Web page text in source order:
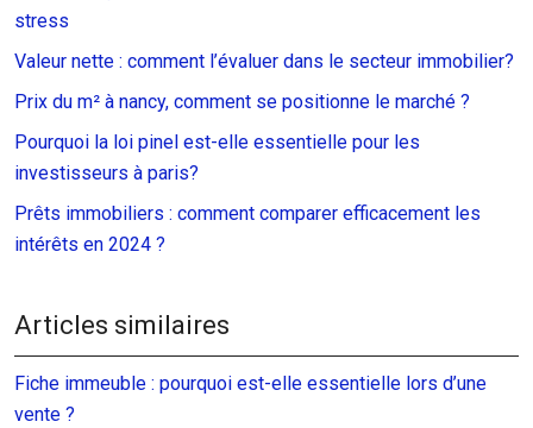
stress
Valeur nette : comment l’évaluer dans le secteur immobilier?
Prix du m² à nancy, comment se positionne le marché ?
Pourquoi la loi pinel est-elle essentielle pour les
investisseurs à paris?
Prêts immobiliers : comment comparer efficacement les
intérêts en 2024 ?
Articles similaires
Fiche immeuble : pourquoi est-elle essentielle lors d’une
vente ?